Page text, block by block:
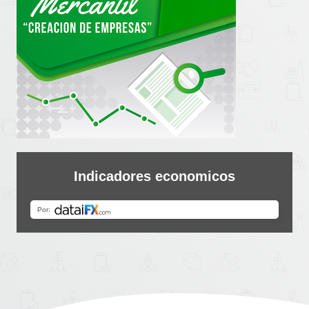
Indicadores economicos